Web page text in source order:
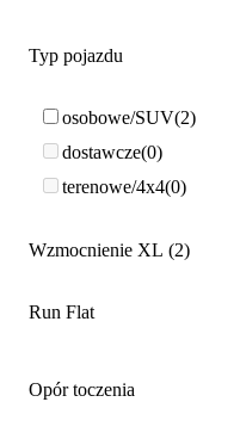
Typ pojazdu
osobowe/SUV 2
dostawcze 0
terenowe/4x4 0
Wzmocnienie XL 2
Run Flat
Opór toczenia